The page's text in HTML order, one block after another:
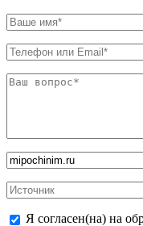
Я согласен(на) на